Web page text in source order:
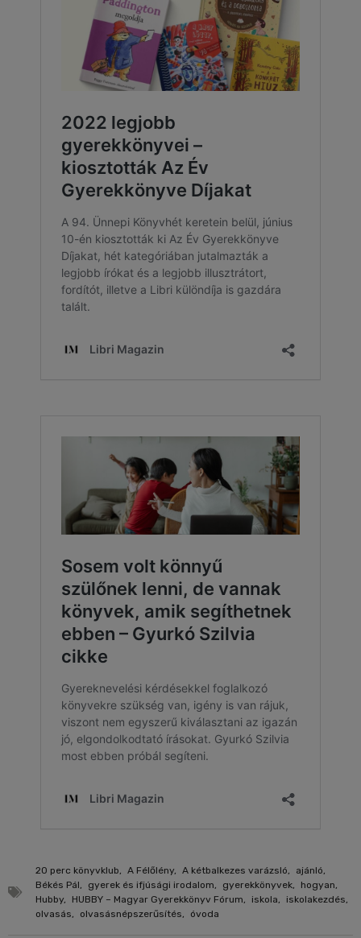
20 perc könyvklub, A Félőlény, A kétbalkezes varázsló, ajánló,
Békés Pál, gyerek és ifjúsági irodalom, gyerekkönyvek, hogyan,
Hubby, HUBBY – Magyar Gyerekkönyv Fórum, iskola, iskolakezdés,
olvasás, olvasásnépszerűsítés, óvoda